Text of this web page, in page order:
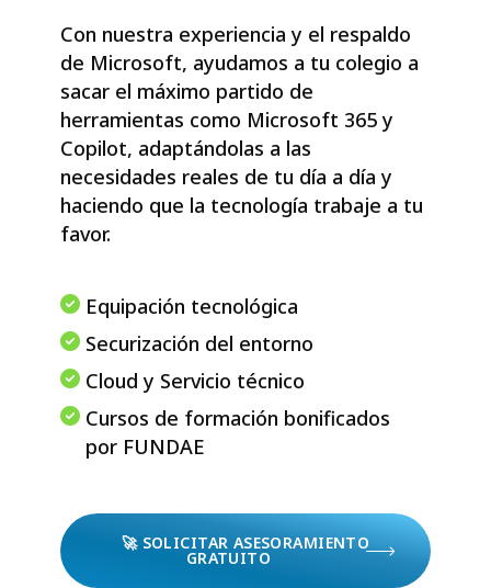
Con nuestra experiencia y el respaldo
de Microsoft, ayudamos a tu colegio a
sacar el máximo partido de
herramientas como Microsoft 365 y
Copilot, adaptándolas a las
necesidades reales de tu día a día y
haciendo que la tecnología trabaje a tu
favor.
Equipación tecnológica
Securización del entorno
Cloud y Servicio técnico
Cursos de formación bonificados
por FUNDAE
🚀 SOLICITAR ASESORAMIENTO
GRATUITO